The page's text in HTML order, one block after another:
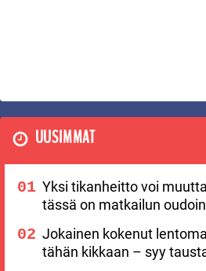
UUSIMMAT
Yksi tikanheitto voi
tässä on matkailun
Jokainen kokenut
tähän kikkaan – syy